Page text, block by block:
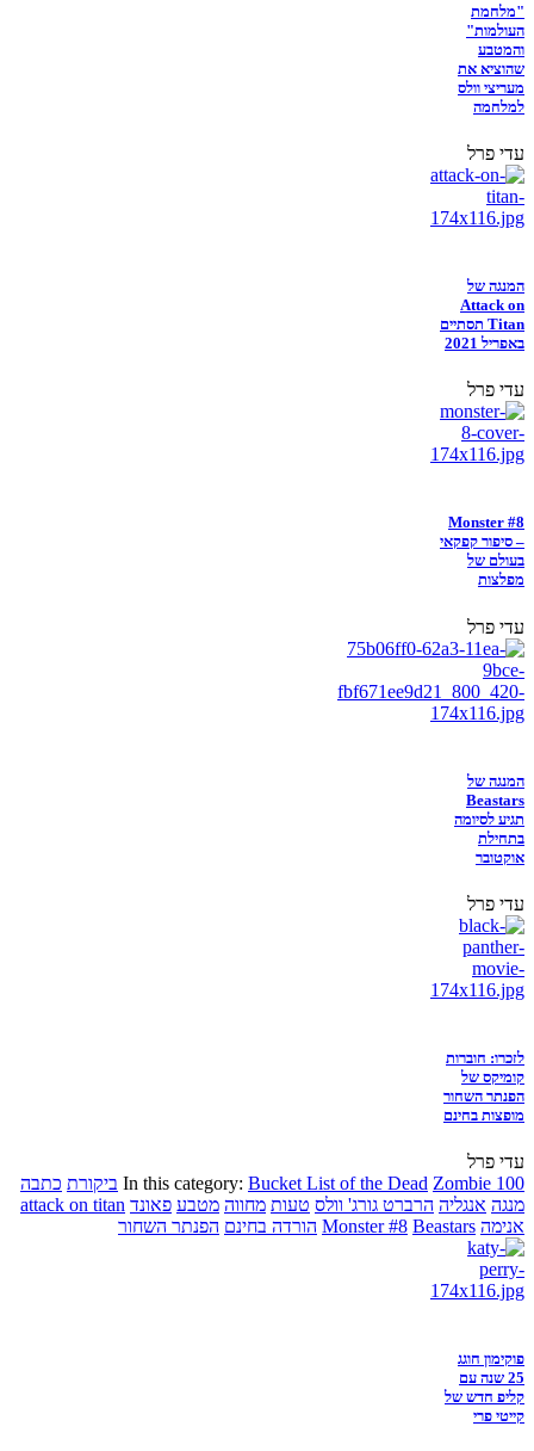
"מלחמת
העולמות"
והמטבע
שהוציא את
מעריצי וולס
למלחמה
עדי פרל
המנגה של
Attack on
Titan תסתיים
באפריל 2021
עדי פרל
Monster #8
– סיפור קפקאי
בעולם של
מפלצות
עדי פרל
המנגה של
Beastars
תגיע לסיומה
בתחילת
אוקטובר
עדי פרל
לזכרו: חוברות
קומיקס של
הפנתר השחור
מופצות בחינם
עדי פרל
In this category: Bucket List of the Dead Zombie 100 ביקורת כתבה
מנגה אנגליה הרברט גורג' וולס טעות מחווה מטבע פאונד attack on titan
אנימה
Monster #8 Beastars הורדה בחינם הפנתר השחור
פוקימון חוגג
25 שנה עם
קליפ חדש של
קייטי פרי